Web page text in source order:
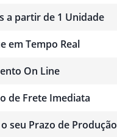
a partir de 1 Unidade
em Tempo Real
On Line
de Frete Imediata
seu Prazo de Produção